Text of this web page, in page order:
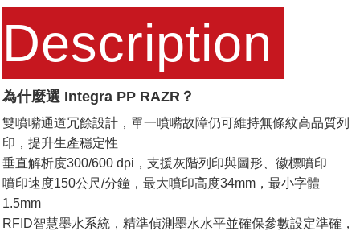
Description
為什麼選 Integra PP RAZR？
雙噴嘴通道冗餘設計，單一噴嘴故障仍可維持無條紋高品質列
印，提升生產穩定性
垂直解析度300/600 dpi，支援灰階列印與圖形、徽標噴印
噴印速度150公尺/分鐘，最大噴印高度34mm，最小字體
1.5mm
RFID智慧墨水系統，精準偵測墨水水平並確保參數設定準確，